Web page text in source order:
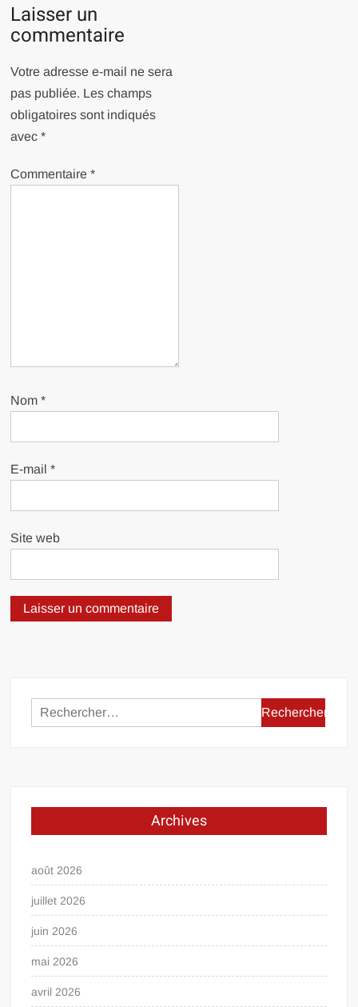
Laisser un
commentaire
Votre adresse e-mail ne sera
pas publiée. Les champs
obligatoires sont indiqués
avec*
Commentaire*
Nom*
E-mail*
Site web
Rechercher :
Archives
août 2026
juillet 2026
juin 2026
mai 2026
avril 2026